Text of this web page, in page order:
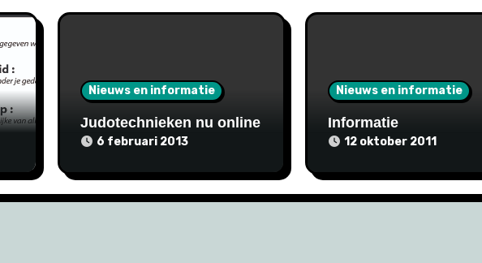
Nieuws en informatie
Judotechnieken nu online
6 februari 2013
Nieuws en informatie
Informatie
12 oktober 2011